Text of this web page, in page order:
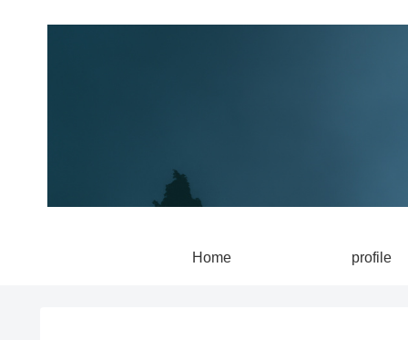
Home profile